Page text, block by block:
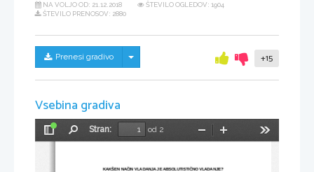
NA VOLJO OD: 21.12.2018
ŠTEVILO OGLEDOV: 1904
ŠTEVILO PRENOSOV: 2880
Prenesi gradivo Skrij/prikaži meni +15
Vsebina gradiva
Preklopi
Stran:
od 2
Pomanjšaj
KAKŠEN NAČIN VLADANJA JE ABSOLUTISTIČNO VLADANJE?